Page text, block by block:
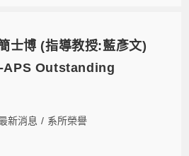
士博 (指導教授:藍彥文)
APS Outstanding
新消息 / 系所榮譽